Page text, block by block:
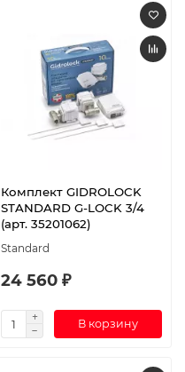
Комплект GIDROLOCK
STANDARD G-LOCK 3/4
(арт. 35201062)
Standard
24 560 ₽
В корзину